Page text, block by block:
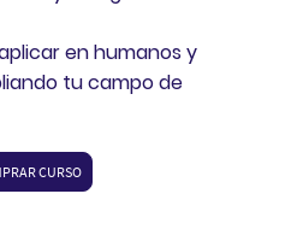
en humanos y
tu campo de
CURSO